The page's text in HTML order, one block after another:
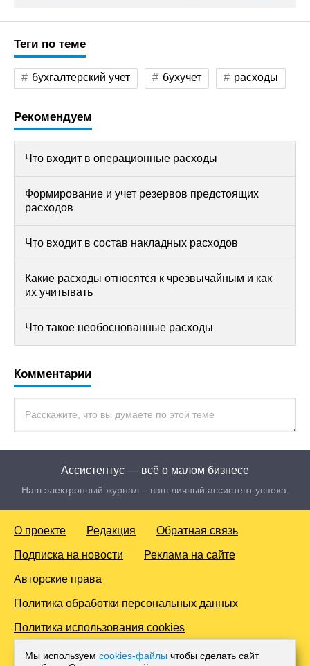
Теги по теме
бухгалтерский учет бухучет расходы
Рекомендуем
Что входит в операционные расходы
Формирование и учет резервов предстоящих
расходов
Что входит в состав накладных расходов
Какие расходы относятся к чрезвычайным и как
их учитывать
Что такое необоснованные расходы
Комментарии
Ассистентус — всё о малом бизнесе
Наш электронный журнал – ваш личный ассистент успеха.
О проекте Редакция Обратная связь
Подписка на новости Реклама на сайте
Авторские права
Политика обработки персональных данных
Политика использования cookies
© 2016-2026 Все права защищены. Для лиц старше 18 лет.
Любое копирование материалов и тиражирование в сети
Мы используем cookies-файлы чтобы сделать сайт